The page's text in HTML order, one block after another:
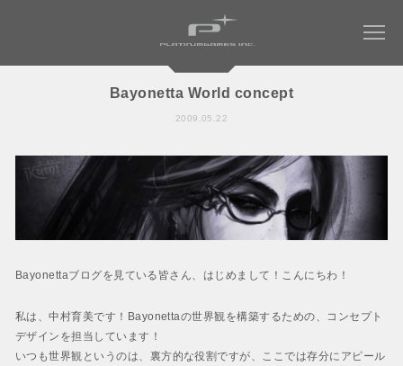
会社情報トップ
会社概要
社長メッセージ
社名について
アクセス
WORKS
すべてのタイトル
NINJA GAIDEN 4
ベヨネッタ オリジンズ:
セレッサと迷子の悪魔
BAYONETTA 3
MAGAZINE
Bayonetta World concept
2009.05.22
Bayonettaブログを見ている皆さん、はじめまして！こんにちわ！
私は、中村育美です！Bayonettaの世界観を構築するための、コンセプト
デザインを担当しています！
いつも世界観というのは、裏方的な役割ですが、ここでは存分にアピール